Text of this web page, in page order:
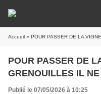
Accueil » POUR PASSER DE LA VIGNE
POUR PASSER DE
GRENOUILLES IL
Publié le 07/05/2026 à 10:25